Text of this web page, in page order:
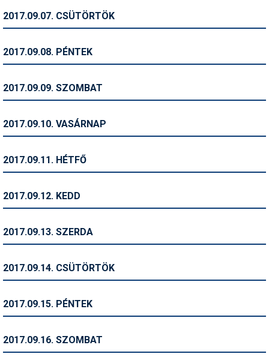
Munkavállalás
Pályázatok
Portálinfo
Síbérletárak
Síbörze
Sífelszerelés
Sífutás
Símánia
Síoktatás
Síszerviz
2017.09.07. CSÜTÖRTÖK
2017.09.08. PÉNTEK
2017.09.09. SZOMBAT
2017.09.10. VASÁRNAP
2017.09.11. HÉTFŐ
2017.09.12. KEDD
2017.09.13. SZERDA
2017.09.14. CSÜTÖRTÖK
2017.09.15. PÉNTEK
2017.09.16. SZOMBAT